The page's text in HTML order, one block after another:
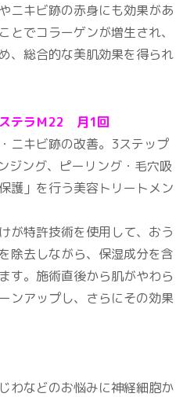
ニキビ跡の赤身にも効果があ
とでコラーゲンが増生され、
、総合的な美肌効果を得られ
テラＭ22 月1回
ニキビ跡の改善。3ステップ
ジング、ピーリング・毛穴吸
護」を行う美容トリートメン
が特許技術を使用して、おう
除去しながら、保湿成分を含
す。施術直後から肌がやわら
ンアップし、さらにその効果
わなどのお悩みに神経細胞か